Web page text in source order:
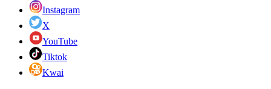
Instagram
X
YouTube
Tiktok
Kwai